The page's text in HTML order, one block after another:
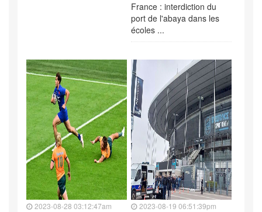
France : interdiction du
port de l'abaya dans les
écoles ...
2023-08-28 03:12:47am
2023-08-19 06:51:39pm